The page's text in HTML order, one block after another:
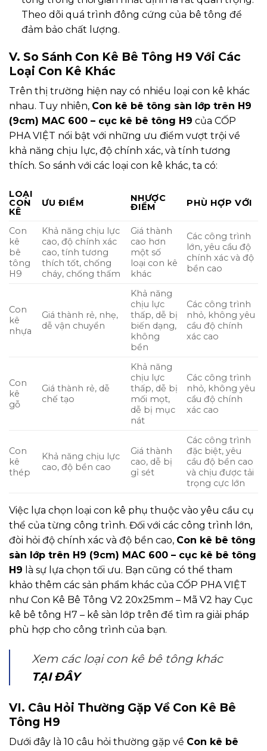
Theo dõi quá trình đông cứng của bê tông để
đảm bảo chất lượng.
V. So Sánh Con Kê Bê Tông H9 Với Các
Loại Con Kê Khác
Trên thị trường hiện nay có nhiều loại con kê khác
nhau. Tuy nhiên, Con kê bê tông sàn lớp trên H9
(9cm) MAC 600 – cục kê bê tông H9 của CỐP
PHA VIỆT nổi bật với những ưu điểm vượt trội về
khả năng chịu lực, độ chính xác, và tính tương
thích. So sánh với các loại con kê khác, ta có:
LOẠI
CON
KÊ
ƯU ĐIỂM
NHƯỢC
ĐIỂM
PHÙ HỢP VỚI
Con
kê
bê
tông
H9
Khả năng chịu lực
cao, độ chính xác
cao, tính tương
thích tốt, chống
cháy, chống thấm
Giá thành
cao hơn
một số
loại con kê
khác
Các công trình
lớn, yêu cầu độ
chính xác và độ
bền cao
Con
kê
nhựa
Giá thành rẻ, nhẹ,
dễ vận chuyển
Khả năng
chịu lực
thấp, dễ bị
biến dạng,
không
bền
Các công trình
nhỏ, không yêu
cầu độ chính
xác cao
Con
kê
gỗ
Giá thành rẻ, dễ
chế tạo
Khả năng
chịu lực
thấp, dễ bị
mối mọt,
dễ bị mục
nát
Các công trình
nhỏ, không yêu
cầu độ chính
xác cao
Con
kê
thép
Khả năng chịu lực
cao, độ bền cao
Giá thành
cao, dễ bị
gỉ sét
Các công trình
đặc biệt, yêu
cầu độ bền cao
và chịu được tải
trọng cực lớn
Việc lựa chọn loại con kê phụ thuộc vào yêu cầu cụ
thể của từng công trình. Đối với các công trình lớn,
đòi hỏi độ chính xác và độ bền cao, Con kê bê tông
sàn lớp trên H9 (9cm) MAC 600 – cục kê bê tông
H9 là sự lựa chọn tối ưu. Bạn cũng có thể tham
khảo thêm các sản phẩm khác của CỐP PHA VIỆT
như Con Kê Bê Tông V2 20x25mm – Mã V2 hay Cục
kê bê tông H7 – kê sàn lớp trên để tìm ra giải pháp
phù hợp cho công trình của bạn.
Xem các loại con kê bê tông khác
TẠI ĐÂY
VI. Câu Hỏi Thường Gặp Về Con Kê Bê
Tông H9
Dưới đây là 10 câu hỏi thường gặp về Con kê bê